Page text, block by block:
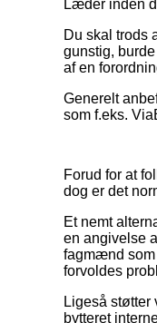
Læder inden
Du skal trods
gunstig,
af en
Generelt
som f.eks.
Forud for at
dog er det
Et nemt
en angivelse
fagmænd
forvoldes
Ligeså støtter
bytteret